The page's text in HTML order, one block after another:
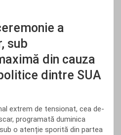
a
sub
din cauza
dintre SUA
extrem de tensionat, cea de-
programată duminica
o atenție sporită din partea